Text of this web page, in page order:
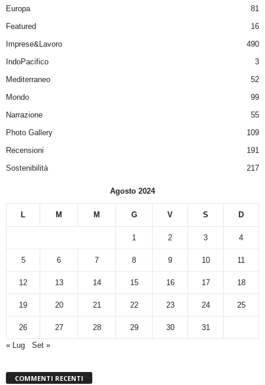
Europa
81
Featured
16
Imprese&Lavoro
490
IndoPacifico
3
Mediterraneo
52
Mondo
99
Narrazione
55
Photo Gallery
109
Recensioni
191
Sostenibilità
217
Agosto 2024
L M M G V S D
1 2 3 4
5 6 7 8 9 10 11
12 13 14 15 16 17 18
19 20 21 22 23 24 25
26 27 28 29 30
31
« Lug
Set »
COMMENTI RECENTI